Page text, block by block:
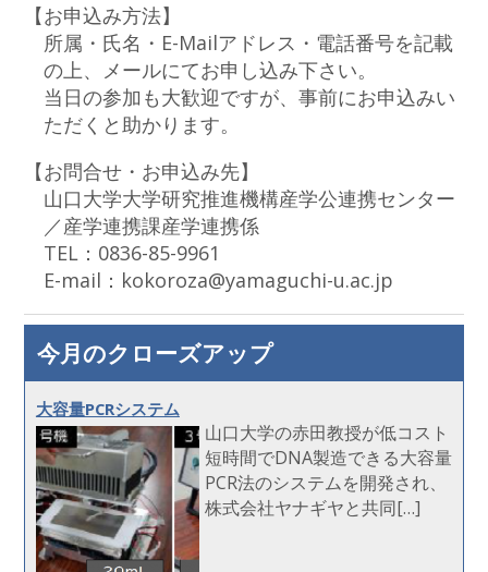
【お申込み方法】
所属・氏名・E-Mailアドレス・電話番号を記載
の上、メールにてお申し込み下さい。
当日の参加も大歓迎ですが、事前にお申込みい
ただくと助かります。
【お問合せ・お申込み先】
山口大学大学研究推進機構産学公連携センター
／産学連携課産学連携係
TEL：0836-85-9961
E-mail：kokoroza@yamaguchi-u.ac.jp
今月のクローズアップ
大容量PCRシステム
山口大学の赤田教授が低コスト
短時間でDNA製造できる大容量
PCR法のシステムを開発され、
株式会社ヤナギヤと共同[…]